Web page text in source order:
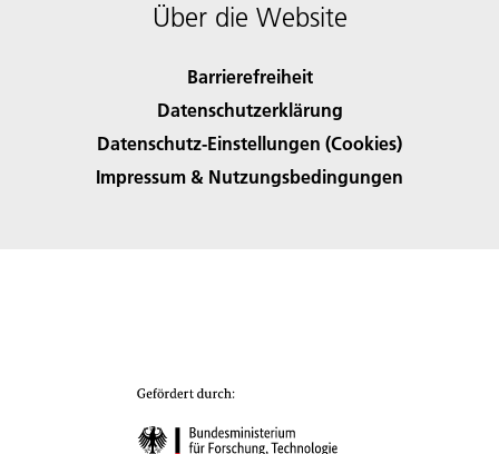
Über die Website
Barrierefreiheit
Datenschutzerklärung
Datenschutz-Einstellungen (Cookies)
Impressum & Nutzungsbedingungen